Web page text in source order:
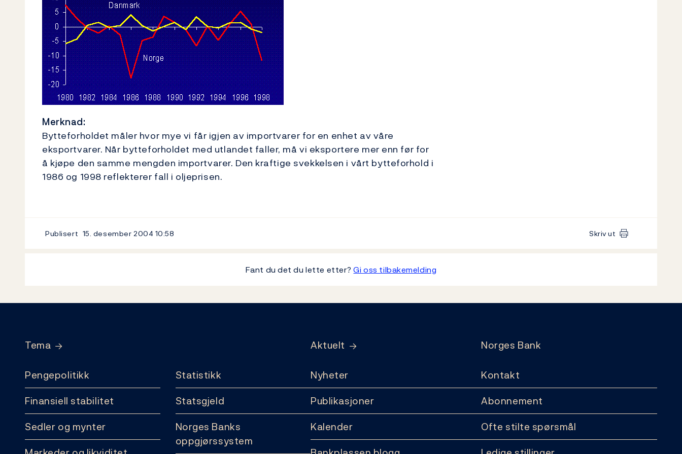
Merknad:
Bytteforholdet måler hvor mye vi får igjen av importvarer for en enhet av våre
eksportvarer. Når bytteforholdet med utlandet faller, må vi eksportere mer enn før for
å kjøpe den samme mengden importvarer. Den kraftige svekkelsen i vårt bytteforhold i
1986 og 1998 reflekterer fall i oljeprisen.
Publisert 15. desember 2004 10:58 Skriv ut
Fant du det du lette etter?Gi oss tilbakemelding
Tema
Pengepolitikk
Finansiell stabilitet
Sedler og mynter
Statistikk
Statsgjeld
Norges Banks
oppgjørssystem
Aktuelt
Nyheter
Publikasjoner
Kalender
Norges Bank
Kontakt
Abonnement
Ofte stilte spørsmål